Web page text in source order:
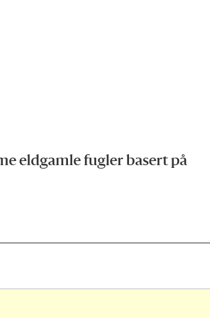
eldgamle fugler basert på